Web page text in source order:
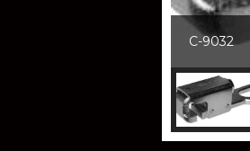
C-9032